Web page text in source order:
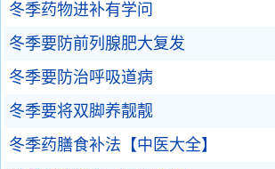
冬季药物进补有学问
冬季要防前列腺肥大复发
冬季要防治呼吸道病
冬季要将双脚养靓靓
冬季药膳食补法【中医大全】